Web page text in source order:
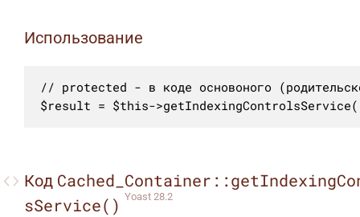
Использование
// protected - в коде основоного
$result = $this-
Код
sService() Yoast 28.2